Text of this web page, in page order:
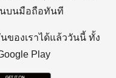
นบนมือถือทันที
ของเราได้แล้ววันนี้ ทั้ง
Play